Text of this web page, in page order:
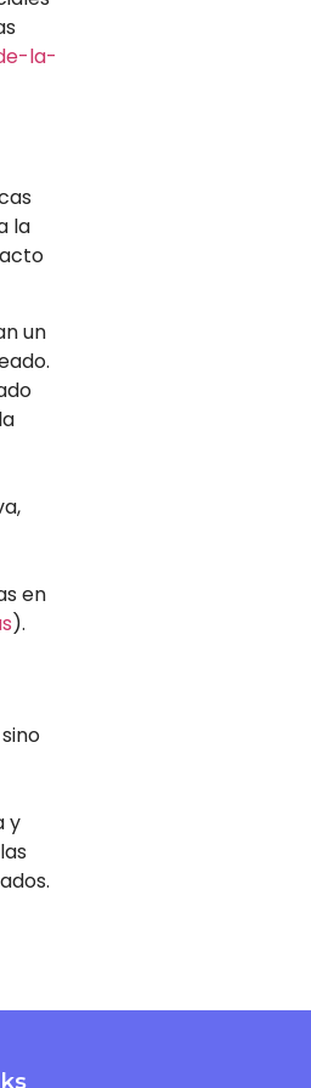
la-
la
un
en
).
y